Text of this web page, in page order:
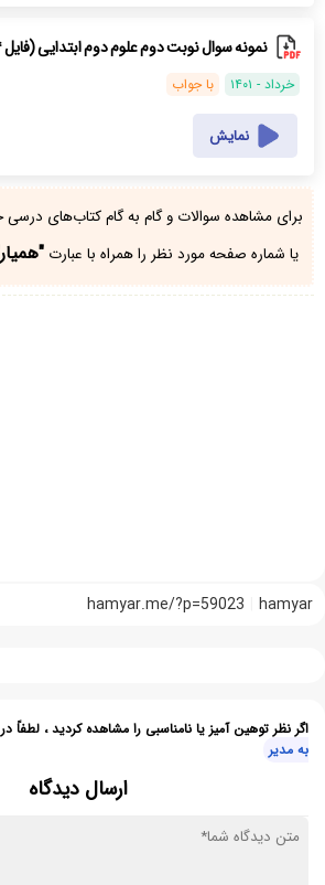
نمونه سوال نوبت دوم علوم دوم ابتدایی (فایل ۱۴)
خرداد - ۱۴۰۱ با جواب
نمایش
برای مشاهده سوالات و گام به گام کتاب‌های
یا شماره صفحه مورد نظر را همراه با عبارت
hamyar
hamyar.me/?p=59023
اگر نظر توهین آمیز یا نامناسبی را مشاهده کردید ، لطفاً
به مدیر
ارسال دیدگاه